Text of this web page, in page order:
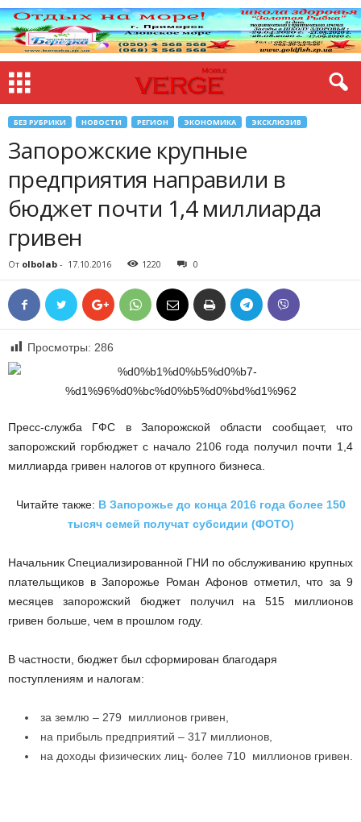
БЕЗ РУБРИКИ НОВОСТИ РЕГИОН ЭКОНОМИКА ЭКСКЛЮЗИВ
Запорожские крупные
предприятия направили в
бюджет почти 1,4 миллиарда
гривен
От olbolab - 17.10.2016 1220 0
Просмотры: 286
Пресс-служба ГФС в Запорожской области сообщает, что
запорожский горбюджет с начало 2106 года получил почти 1,4
миллиарда гривен налогов от крупного бизнеса.
Читайте также: В Запорожье до конца 2016 года более 150
тысяч семей получат субсидии (ФОТО)
Начальник Специализированной ГНИ по обслуживанию крупных
плательщиков в Запорожье Роман Афонов отметил, что за 9
месяцев запорожский бюджет получил на 515 миллионов
гривен больше, чем в прошлом году.
В частности, бюджет был сформирован благодаря
поступлениям и налогам:
за землю – 279 миллионов гривен,
на прибыль предприятий – 317 миллионов,
на доходы физических лиц- более 710 миллионов гривен.